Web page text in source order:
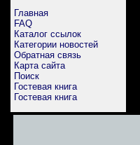
Главная
FAQ
Каталог ссылок
Категории новостей
Обратная связь
Карта сайта
Поиск
Гостевая книга
Гостевая книга